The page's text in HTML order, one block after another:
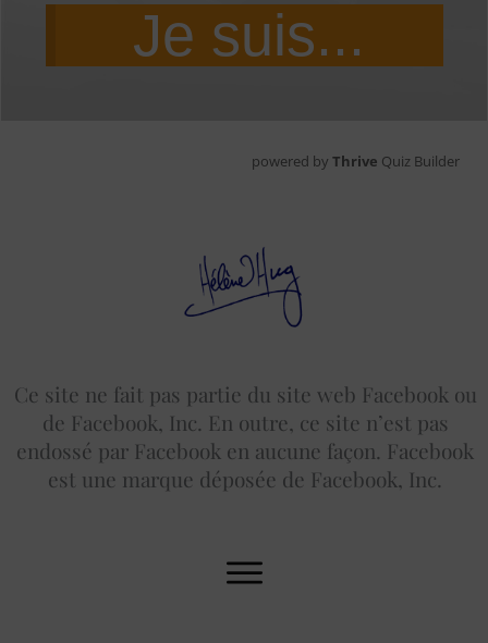
Je suis...
powered by Thrive Quiz Builder
Ce site ne fait pas partie du site web Facebook ou
de Facebook, Inc. En outre, ce site n’est pas
endossé par Facebook en aucune façon. Facebook
est une marque déposée de Facebook, Inc.